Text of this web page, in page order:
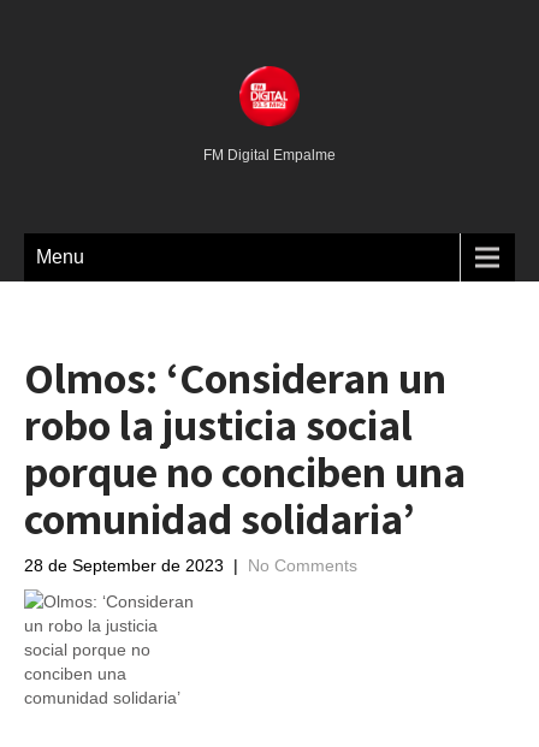
FM Digital Empalme
Menu
Olmos: ‘Consideran un
robo la justicia social
porque no conciben una
comunidad solidaria’
28 de September de 2023 | No Comments